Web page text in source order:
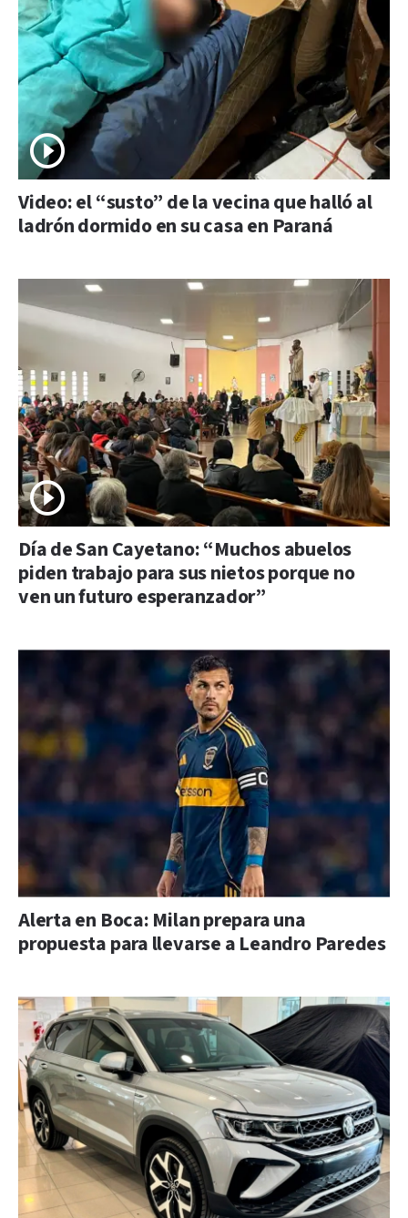
Video: el “susto” de la vecina que halló al
ladrón dormido en su casa en Paraná
Día de San Cayetano: “Muchos abuelos
piden trabajo para sus nietos porque no
ven un futuro esperanzador”
Alerta en Boca: Milan prepara una
propuesta para llevarse a Leandro Paredes